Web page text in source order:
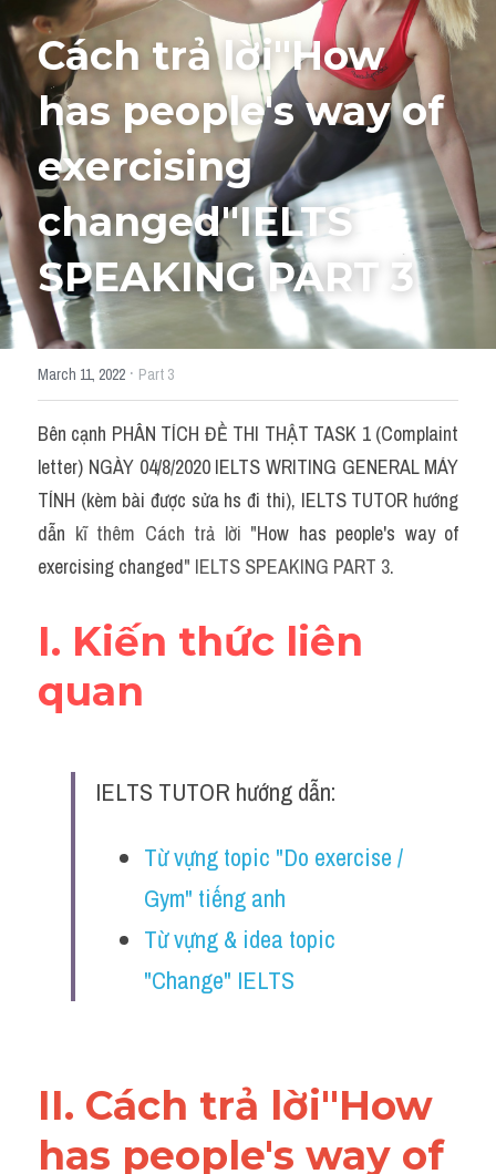
HỌC THỬ
Cách trả lời"How
has people's way of
exercising
changed"IELTS
SPEAKING PART 3
March 11, 2022 · Part 3
Bên cạnh PHÂN TÍCH ĐỀ THI THẬT TASK 1 (Complaint
letter) NGÀY 04/8/2020 IELTS WRITING GENERAL MÁY
TÍNH (kèm bài được sửa hs đi thi), IELTS TUTOR hướng
dẫn kĩ thêm Cách trả lời "How has people's way of
exercising changed" IELTS SPEAKING PART 3.
I. Kiến thức liên
quan
IELTS TUTOR hướng dẫn:
Từ vựng topic "Do exercise /
Gym" tiếng anh
Từ vựng & idea topic
"Change" IELTS
II. Cách trả lời"How
has people's way of